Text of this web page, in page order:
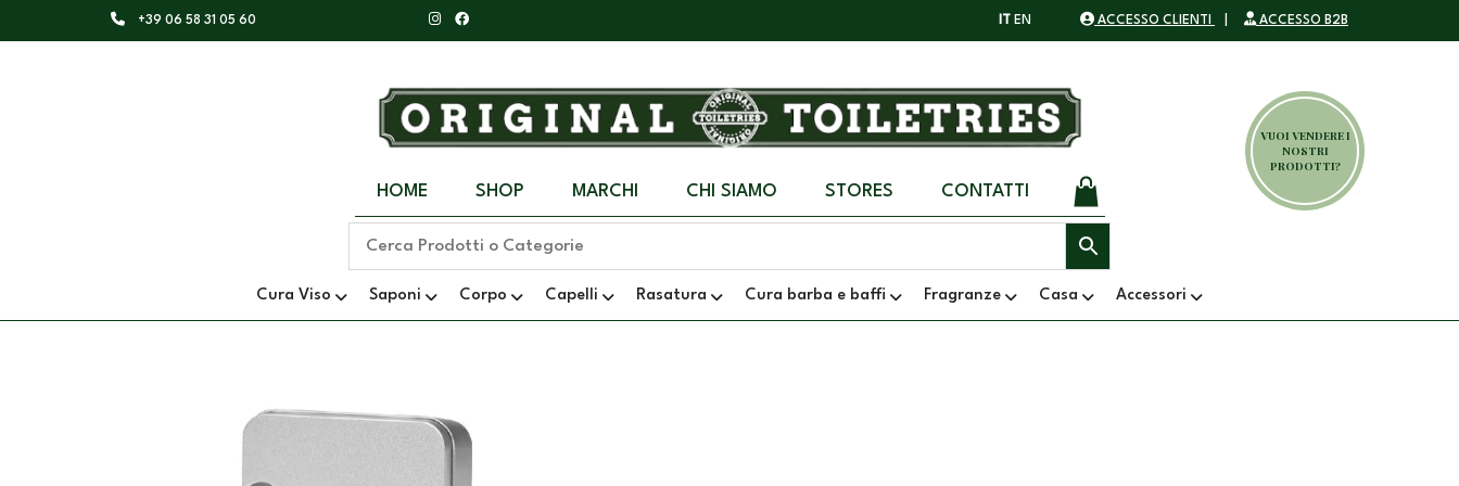
+39 06 58 31 05 60 IT EN ACCESSO CLIENTI ACCESSO B2B
HOME SHOP MARCHI CHI SIAMO STORES CONTATTI
Cura Viso Saponi Corpo Capelli Rasatura Cura barba e baffi Fragranze Casa Accessori
VUOI VENDERE I
NOSTRI
PRODOTTI?